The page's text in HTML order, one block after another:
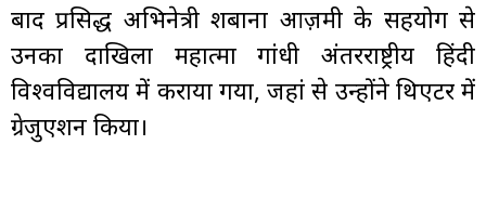
बाद प्रसिद्ध अभिनेत्रीशबाना आज़मीके सहयोग से
उनका दाखिला महात्मा गांधी अंतरराष्ट्रीय हिंदी
विश्वविद्यालय में कराया गया, जहां से उन्होंने थिएटर में
ग्रेजुएशन किया।